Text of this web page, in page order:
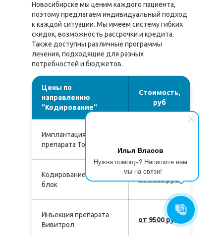
Илья Власов
Нужна помощь? Напишите нам
- мы на связи!
Новосибирске мы ценим каждого пациента,
поэтому предлагаем индивидуальный подход
к каждой ситуации. Мы имеем систему гибких
скидок, возможность рассрочки и кредита.
Также доступны различные программы
лечения, подходящие для разных
потребностей и бюджетов.
Цены по
направлению
"Кодирование"
Стоимость,
руб
Имплантация
препарата Торпедо
Кодирование Двойной
блок
от 9000 руб.
Инъекция препарата
Вивитрол
от 9500 руб.